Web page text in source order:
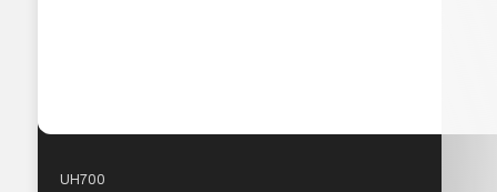
UH700